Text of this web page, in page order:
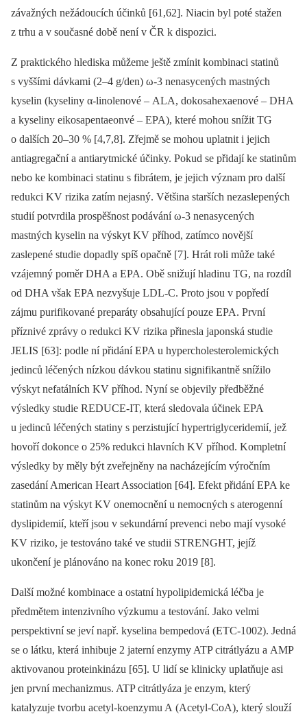
závažných nežádoucích účinků [61,62]. Niacin byl poté stažen
z trhu a v současné době není v ČR k dispozici.
Z praktického hlediska můžeme ještě zmínit kombinaci statinů
s vyššími dávkami (2–4 g/den) ω-3 nenasycených mastných
kyselin (kyseliny α-linolenové –⁠ ALA, dokosahexaenové –⁠ DHA
a kyseliny eikosapentaeonvé –⁠ EPA), které mohou snížit TG
o dalších 20–30 % [4,7,8]. Zřejmě se mohou uplatnit i jejich
antiagregační a anti­arytmické účinky. Pokud se přidají ke statinům
nebo ke kombinaci statinu s fibrátem, je jejich význam pro další
redukci KV rizika zatím nejasný. Většina starších nezaslepených
studií potvrdila prospěšnost podávání ω-3 nena­sycených
mastných kyselin na výskyt KV příhod, zatímco novější
zaslepené studie dopadly spíš opačně [7]. Hrát roli může také
vzájemný poměr DHA a EPA. Obě snižují hladinu TG, na rozdíl
od DHA však EPA nezvyšuje LDL-C. Proto jsou v popředí
zájmu purifikované preparáty obsahující pouze EPA. První
příznivé zprávy o redukci KV rizika přinesla japonská studie
JELIS [63]: podle ní přidání EPA u hyper­cholesterolemických
jedinců léčených nízkou dávkou statinu signifikantně snížilo
výskyt nefatálních KV příhod. Nyní se objevily předběžné
výsledky studie REDUCE-IT, která sledovala účinek EPA
u jedinců léčených statiny s perzistující hypertriglyceridemií, jež
hovoří dokonce o 25% redukci hlavních KV příhod. Kompletní
výsledky by měly být zveřejněny na nacházejícím výročním
zasedání American Heart Association [64]. Efekt přidání EPA ke
statinům na výskyt KV onemocnění u nemocných s aterogenní
dyslipidemií, kteří jsou v sekundární prevenci nebo mají vysoké
KV riziko, je testováno také ve studii STRENGHT, jejíž
ukončení je plánováno na konec roku 2019 [8].
Další možné kombinace a ostatní hypolipidemická léčba je
předmětem intenzivního výzkumu a testování. Jako velmi
perspektivní se jeví např. kyselina bempedová (ETC-1002). Jedná
se o látku, která inhibuje 2 jaterní enzymy ATP citrátlyázu a AMP
aktivovanou proteinkinázu [65]. U lidí se klinicky uplatňuje asi
jen první mechanizmus. ATP citrátlyáza je enzym, který
katalyzuje tvorbu acetyl-koenzymu A (Acetyl-CoA), který slouží